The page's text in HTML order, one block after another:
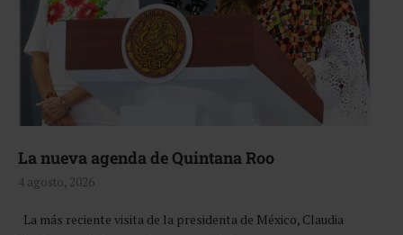
La nueva agenda de Quintana Roo
4 agosto, 2026
La más reciente visita de la presidenta de México, Claudia